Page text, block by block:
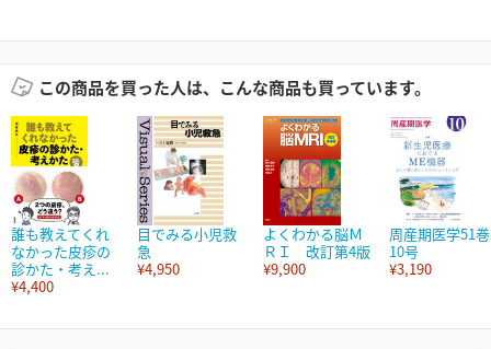
この商品を買った人は、こんな商品も買っています。
誰も教えてくれ
なかった皮疹の
診かた・考え...
¥4,400
目でみる小児救
急
¥4,950
よくわかる脳Ｍ
ＲＩ 改訂第4版
¥9,900
周産期医学51巻
10号
¥3,190